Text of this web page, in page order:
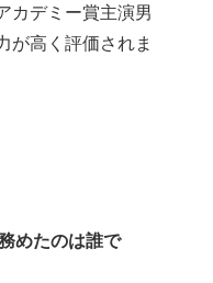
カデミー賞主演男
が高く評価されま
めたのは誰で